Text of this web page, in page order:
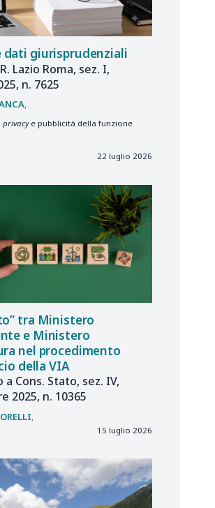
dati giurisprudenziali
Lazio Roma, sez. I,
n. 7625
privacye pubblicità della funzione
22 luglio 2026
tra Ministero
e Ministero
nel procedimento
della VIA
Cons. Stato, sez. IV,
2025, n. 10365
15 luglio 2026